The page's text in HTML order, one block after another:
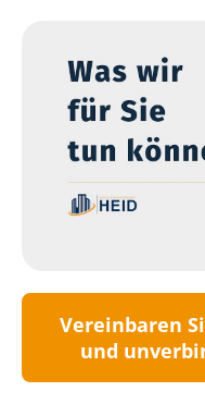
Vereinbaren
und